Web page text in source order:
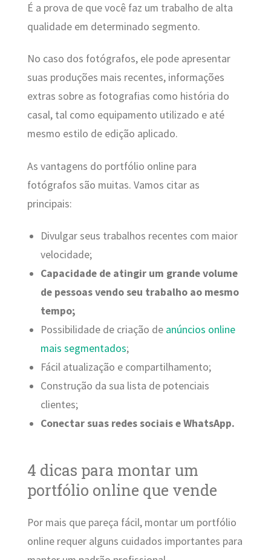
É a prova de que você faz um trabalho de alta
qualidade em determinado segmento.
No caso dos fotógrafos, ele pode apresentar
suas produções mais recentes, informações
extras sobre as fotografias como história do
casal, tal como equipamento utilizado e até
mesmo estilo de edição aplicado.
As vantagens do portfólio online para
fotógrafos são muitas. Vamos citar as
principais:
Divulgar seus trabalhos recentes com maior
velocidade;
Capacidade de atingir um grande volume
de pessoas vendo seu trabalho ao mesmo
tempo;
Possibilidade de criação de anúncios online
mais segmentados;
Fácil atualização e compartilhamento;
Construção da sua lista de potenciais
clientes;
Conectar suas redes sociais e WhatsApp.
4 dicas para montar um
portfólio online que vende
Por mais que pareça fácil, montar um portfólio
online requer alguns cuidados importantes para